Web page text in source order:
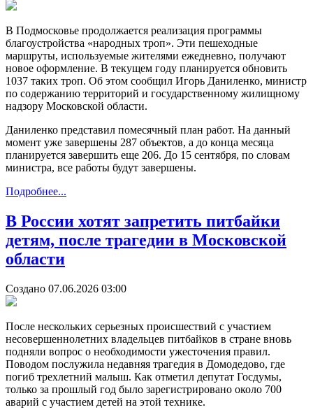
В Подмосковье продолжается реализация программы
благоустройства «народных троп». Эти пешеходные
маршруты, используемые жителями ежедневно, получают
новое оформление. В текущем году планируется обновить
1037 таких троп. Об этом сообщил Игорь Даниленко, министр
по содержанию территорий и государственному жилищному
надзору Московской области.
Даниленко представил помесячный план работ. На данный
момент уже завершены 287 объектов, а до конца месяца
планируется завершить еще 206. До 15 сентября, по словам
министра, все работы будут завершены.
Подробнее...
В России хотят запретить питбайки
детям, после трагедии в Московской
области
Создано 07.06.2026 03:00
После нескольких серьезных происшествий с участием
несовершеннолетних владельцев питбайков в стране вновь
подняли вопрос о необходимости ужесточения правил.
Поводом послужила недавняя трагедия в Домодедово, где
погиб трехлетний малыш. Как отметил депутат Госдумы,
только за прошлый год было зарегистрировано около 700
аварий с участием детей на этой технике.